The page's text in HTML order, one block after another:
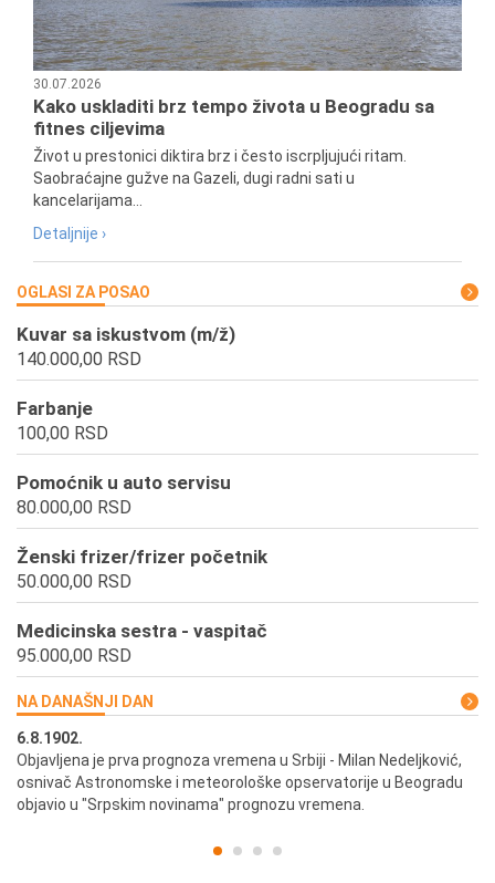
30.07.2026
Kako uskladiti brz tempo života u Beogradu sa
fitnes ciljevima
Život u prestonici diktira brz i često iscrpljujući ritam.
Saobraćajne gužve na Gazeli, dugi radni sati u
kancelarijama...
Detaljnije ›
OGLASI ZA POSAO
Kuvar sa iskustvom (m/ž)
140.000,00 RSD
Farbanje
100,00 RSD
Pomoćnik u auto servisu
80.000,00 RSD
Ženski frizer/frizer početnik
50.000,00 RSD
Medicinska sestra - vaspitač
95.000,00 RSD
NA DANAŠNJI DAN
6.8.1902.
Objavljena je prva prognoza vremena u Srbiji - Milan Nedeljković,
osnivač Astronomske i meteorološke opservatorije u Beogradu
objavio u "Srpskim novinama" prognozu vremena.